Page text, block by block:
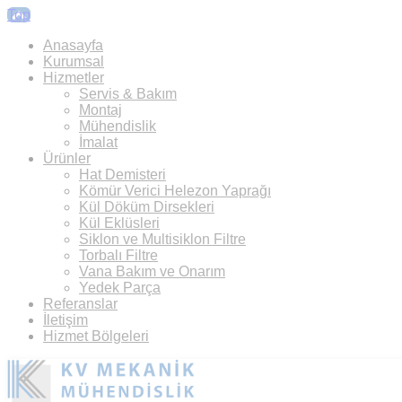
Top
Anasayfa
Kurumsal
Hizmetler
Servis & Bakım
Montaj
Mühendislik
İmalat
Ürünler
Hat Demisteri
Kömür Verici Helezon Yaprağı
Kül Döküm Dirsekleri
Kül Eklüsleri
Siklon ve Multisiklon Filtre
Torbalı Filtre
Vana Bakım ve Onarım
Yedek Parça
Referanslar
İletişim
Hizmet Bölgeleri